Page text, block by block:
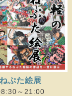
ぷた絵展
～21:00